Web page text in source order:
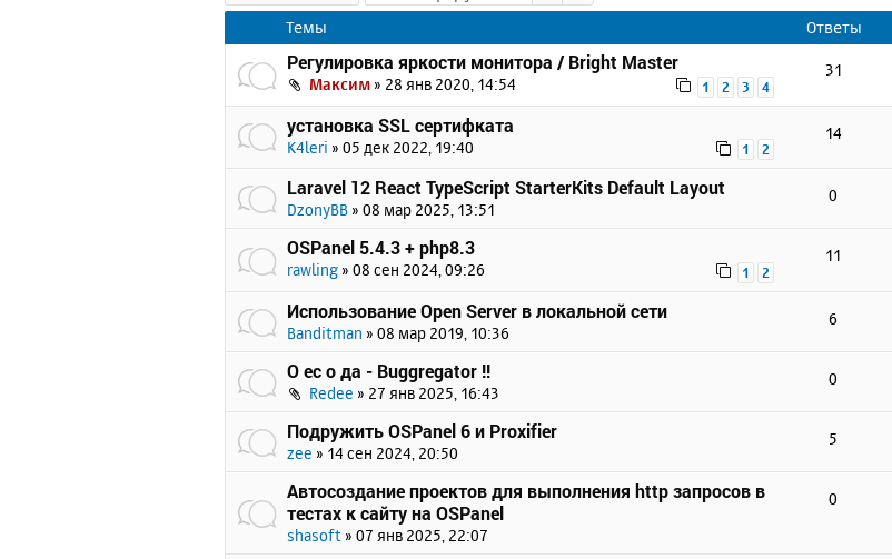
Темы
Ответы
Регулировка яркости монитора / Bright Master
Максим» 28 янв 2020, 14:54 1 2 3 4
31
установка SSL сертифката
K4leri » 05 дек 2022, 19:40 1 2
14
Laravel 12 React TypeScript StarterKits Default Layout
DzonyBB » 08 мар 2025, 13:51
0
OSPanel 5.4.3 + php8.3
rawling » 08 сен 2024, 09:26 1 2
11
Использование Open Server в локальной сети
Banditman » 08 мар 2019, 10:36
6
О ес о да - Buggregator !!
Redee » 27 янв 2025, 16:43
0
Подружить OSPanel 6 и Proxifier
zee » 14 сен 2024, 20:50
5
Автосоздание проектов для выполнения http запросов в
тестах к сайту на OSPanel
shasoft » 07 янв 2025, 22:07
0